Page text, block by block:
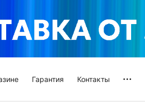
Гарантия Контакты